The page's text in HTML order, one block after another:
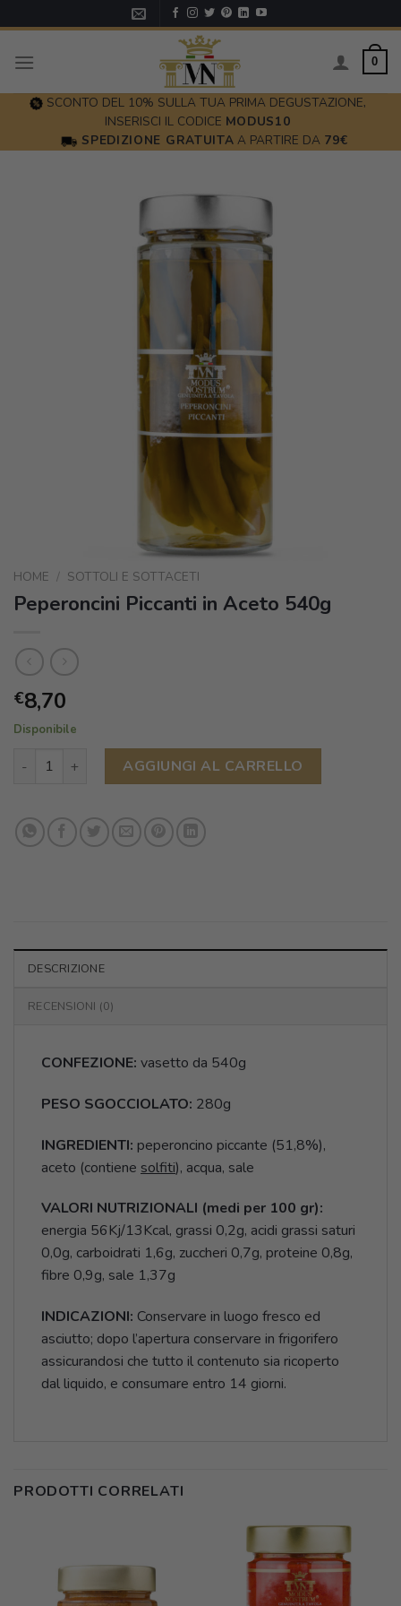
to
content
0
SCONTO DEL 10% SULLA TUA PRIMA DEGUSTAZIONE,
INSERISCI IL CODICE MODUS10
SPEDIZIONE GRATUITA A PARTIRE DA 79€
HOME / SOTTOLI E SOTTACETI
Peperoncini Piccanti in Aceto 540g
€8,70
Disponibile
Peperoncini Piccanti in Aceto 540g quantità
AGGIUNGI AL CARRELLO
DESCRIZIONE
RECENSIONI (0)
CONFEZIONE: vasetto da 540g
PESO SGOCCIOLATO: 280g
INGREDIENTI: peperoncino piccante (51,8%),
aceto (contiene solfiti), acqua, sale
VALORI NUTRIZIONALI (medi per 100 gr):
energia 56Kj/13Kcal, grassi 0,2g, acidi grassi saturi
0,0g, carboidrati 1,6g, zuccheri 0,7g, proteine 0,8g,
fibre 0,9g, sale 1,37g
INDICAZIONI: Conservare in luogo fresco ed
asciutto; dopo l’apertura conservare in frigorifero
assicurandosi che tutto il contenuto sia ricoperto
dal liquido, e consumare entro 14 giorni.
PRODOTTI CORRELATI